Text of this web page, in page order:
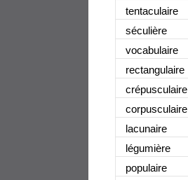
tentaculaire
séculière
vocabulaire
rectangulaire
crépusculaire
corpusculaire
lacunaire
légumière
populaire